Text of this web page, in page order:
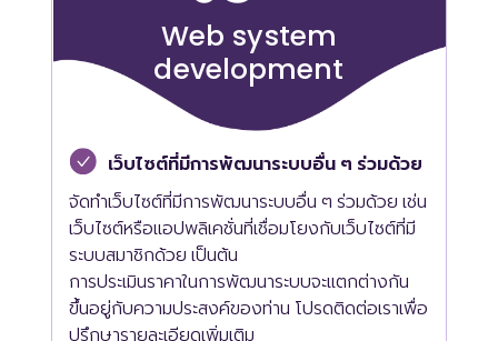
Web system
development
เว็บไซต์ที่มีการพัฒนาระบบอื่น ๆ ร่วมด้วย
จัดทำเว็บไซต์ที่มีการพัฒนาระบบอื่น ๆ ร่วมด้วย เช่น
เว็บไซต์หรือแอปพลิเคชั่นที่เชื่อมโยงกับเว็บไซต์ที่มี
ระบบสมาชิกด้วย เป็นต้น
การประเมินราคาในการพัฒนาระบบจะแตกต่างกัน
ขึ้นอยู่กับความประสงค์ของท่าน โปรดติดต่อเราเพื่อ
ปรึกษารายละเอียดเพิ่มเติม